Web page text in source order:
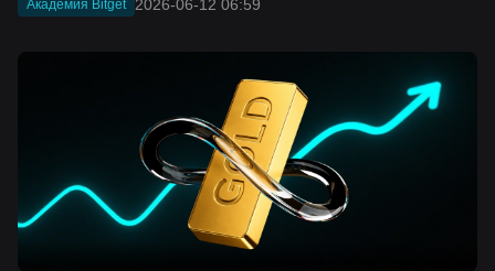
Академия Bitget 2026-06-12 06:59